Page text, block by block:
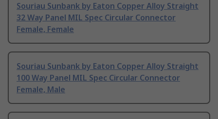
Souriau Sunbank by Eaton Copper Alloy Straight
32 Way Panel MIL Spec Circular Connector
Female, Female
Souriau Sunbank by Eaton Copper Alloy Straight
100 Way Panel MIL Spec Circular Connector
Female, Male